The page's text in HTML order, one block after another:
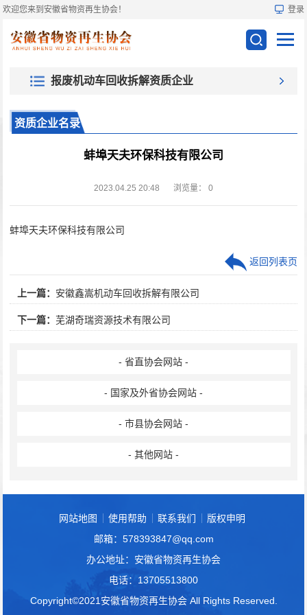
欢迎您来到安徽省物资再生协会！ 登录
报废机动车回收拆解资质企业
资质企业名录
蚌埠天夫环保科技有限公司
2023.04.25 20:48 浏览量： 0
蚌埠天夫环保科技有限公司
上一篇： 安徽鑫嵩机动车回收拆解有限公司
下一篇： 芜湖奇瑞资源技术有限公司
返回列表页
- 省直协会网站 -
- 国家及外省协会网站 -
- 市县协会网站 -
- 其他网站 -
网站地图 使用帮助 联系我们
版权申明
邮箱：578393847@qq.com
办公地址：安徽省物资再生协会
电话：13705513800
Copyright©2021安徽省物资再生协会 All Rights Reserved.